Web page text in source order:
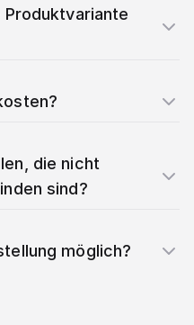
die nicht
sind?
möglich?